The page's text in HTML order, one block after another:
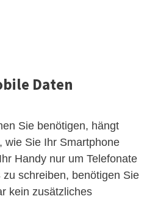
Daten
Sie benötigen, hängt
wie Sie Ihr Smartphone
Handy nur um Telefonate
schreiben, benötigen Sie
kein zusätzliches